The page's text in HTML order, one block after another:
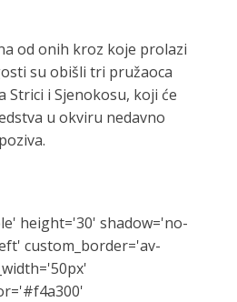
od onih kroz koje prolazi
su obišli tri pružaoca
i Sjenokosu, koji će
u okviru nedavno
height='30' shadow='no-
custom_border='av-